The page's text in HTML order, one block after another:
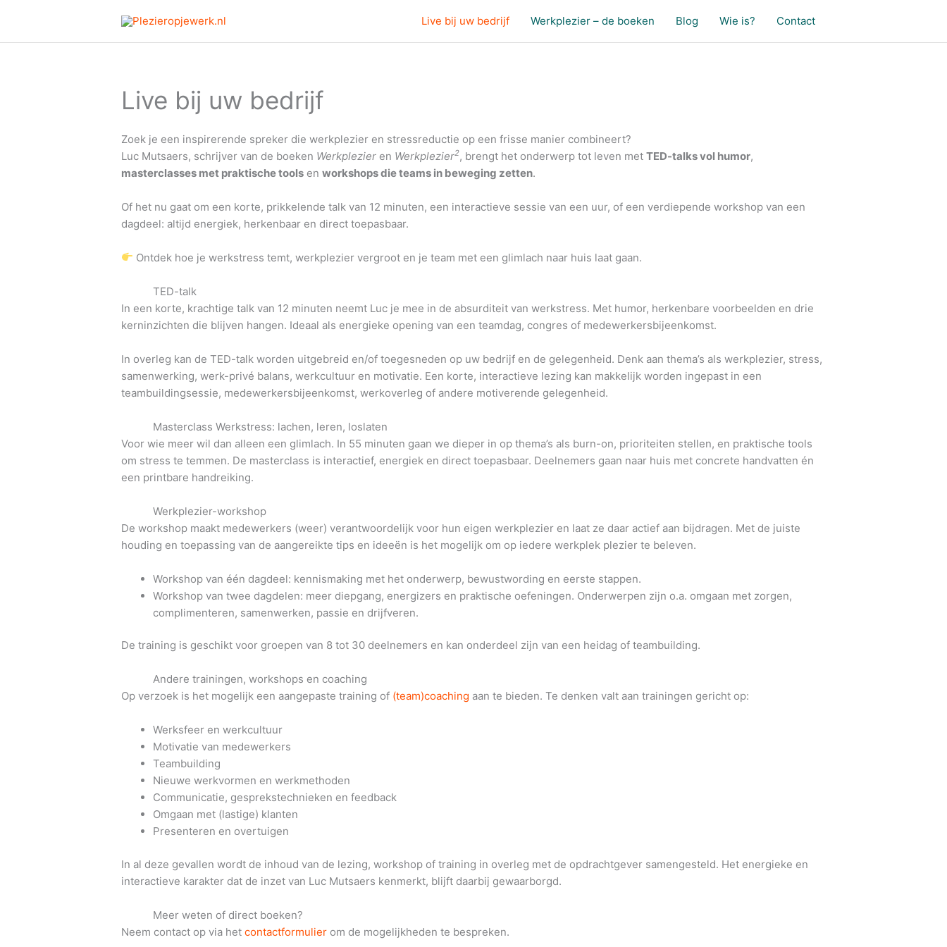
de
Live bij uw bedrijf Werkplezier – de boeken Blog Wie is? Contact
Live bij uw bedrijf
Zoek je een inspirerende spreker die werkplezier en stressreductie op een frisse manier combineert?
Luc Mutsaers, schrijver van de boeken Werkplezier en Werkplezier2, brengt het onderwerp tot leven met TED-talks vol humor,
masterclasses met praktische tools en workshops die teams in beweging zetten.
Of het nu gaat om een korte, prikkelende talk van 12 minuten, een interactieve sessie van een uur, of een verdiepende workshop van een
dagdeel: altijd energiek, herkenbaar en direct toepasbaar.
Ontdek hoe je werkstress temt, werkplezier vergroot en je team met een glimlach naar huis laat gaan.
TED-talk
In een korte, krachtige talk van 12 minuten neemt Luc je mee in de absurditeit van werkstress. Met humor, herkenbare voorbeelden en drie
kerninzichten die blijven hangen. Ideaal als energieke opening van een teamdag, congres of medewerkersbijeenkomst.
In overleg kan de TED-talk worden uitgebreid en/of toegesneden op uw bedrijf en de gelegenheid. Denk aan thema’s als werkplezier, stress,
samenwerking, werk-privé balans, werkcultuur en motivatie. Een korte, interactieve lezing kan makkelijk worden ingepast in een
teambuildingsessie, medewerkersbijeenkomst, werkoverleg of andere motiverende gelegenheid.
Masterclass Werkstress: lachen, leren, loslaten
Voor wie meer wil dan alleen een glimlach. In 55 minuten gaan we dieper in op thema’s als burn-on, prioriteiten stellen, en praktische tools
om stress te temmen. De masterclass is interactief, energiek en direct toepasbaar. Deelnemers gaan naar huis met concrete handvatten én
een printbare handreiking.
Werkplezier-workshop
De workshop maakt medewerkers (weer) verantwoordelijk voor hun eigen werkplezier en laat ze daar actief aan bijdragen. Met de juiste
houding en toepassing van de aangereikte tips en ideeën is het mogelijk om op iedere werkplek plezier te beleven.
Workshop van één dagdeel: kennismaking met het onderwerp, bewustwording en eerste stappen.
Workshop van twee dagdelen: meer diepgang, energizers en praktische oefeningen. Onderwerpen zijn o.a. omgaan met zorgen,
complimenteren, samenwerken, passie en drijfveren.
De training is geschikt voor groepen van 8 tot 30 deelnemers en kan onderdeel zijn van een heidag of teambuilding.
Andere trainingen, workshops en coaching
Op verzoek is het mogelijk een aangepaste training of (team)coaching aan te bieden. Te denken valt aan trainingen gericht op:
Werksfeer en werkcultuur
Motivatie van medewerkers
Teambuilding
Nieuwe werkvormen en werkmethoden
Communicatie, gesprekstechnieken en feedback
Omgaan met (lastige) klanten
Presenteren en overtuigen
In al deze gevallen wordt de inhoud van de lezing, workshop of training in overleg met de opdrachtgever samengesteld. Het energieke en
interactieve karakter dat de inzet van Luc Mutsaers kenmerkt, blijft daarbij gewaarborgd.
Meer weten of direct boeken?
Neem contact op via het contactformulier om de mogelijkheden te bespreken.